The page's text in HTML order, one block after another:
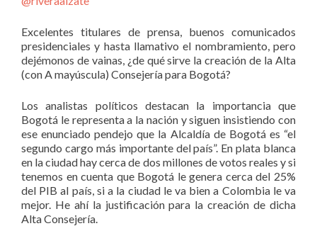
Excelentes titulares de prensa, buenos comunicados
presidenciales y hasta llamativo el nombramiento, pero
dejémonos de vainas, ¿de qué sirve la creación de la Alta
(con A mayúscula) Consejería para Bogotá?
Los analistas políticos destacan la importancia que
Bogotá le representa a la nación y siguen insistiendo con
ese enunciado pendejo que la Alcaldía de Bogotá es “el
segundo cargo más importante del país”. En plata blanca
en la ciudad hay cerca de dos millones de votos reales y si
tenemos en cuenta que Bogotá le genera cerca del 25%
del PIB al país, si a la ciudad le va bien a Colombia le va
mejor. He ahí la justificación para la creación de dicha
Alta Consejería.